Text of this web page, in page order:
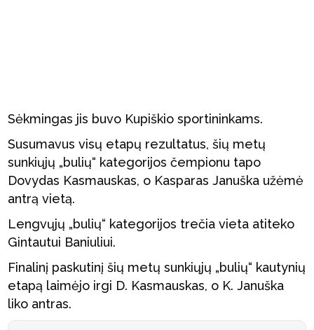
Sėkmingas jis buvo Kupiškio sportininkams.
Susumavus visų etapų rezultatus, šių metų
sunkiųjų „bulių“ kategorijos čempionu tapo
Dovydas Kasmauskas, o Kasparas Januška užėmė
antrą vietą.
Lengvųjų „bulių“ kategorijos trečia vieta atiteko
Gintautui Baniuliui.
Finalinį paskutinį šių metų sunkiųjų „bulių“ kautynių
etapą laimėjo irgi D. Kasmauskas, o K. Januška
liko antras.